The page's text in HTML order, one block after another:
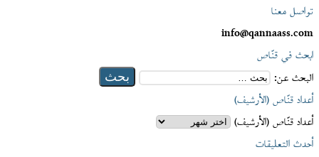
تواصل معنا
info@qannaass.com
ابحث في قنّاص
البحث عن:
أعداد قنّاص (الأرشيف)
أعداد قنّاص (الأرشيف)
أحدث التعليقات